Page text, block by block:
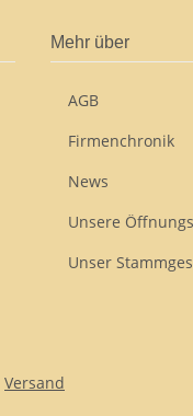
Mehr über
AGB
Firmenchronik
News
Unsere
Unser
Versand